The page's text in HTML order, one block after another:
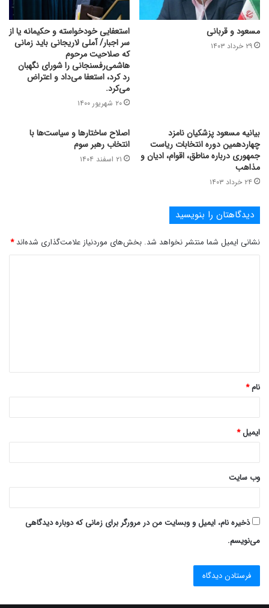
مسعود و قربانی
۲۹ خرداد ۱۴۰۳
استعفایی خودخواسته و حکیمانه یا از
سر اجبار/ آملی لاریجانی باید زمانی
که صلاحیت مرحوم
هاشمی‌رفسنجانی را شورای نگهبان
رد کرد، استعفا می‌داد و اعتراض
می‌کرد.
۲۰ شهریور ۱۴۰۰
بیانیه مسعود پزشکیان نامزد
چهاردهمین دوره انتخابات ریاست
جمهوری درباره مناطق، اقوام، ادیان و
مذاهب
۲۴ خرداد ۱۴۰۳
اصلاح ساختارها و سیاست‌ها با
انتخاب رهبر سوم
۲۱ اسفند ۱۴۰۴
دیدگاهتان را بنویسید
نشانی ایمیل شما منتشر نخواهد شد. بخش‌های موردنیاز علامت‌گذاری شده‌اند*
*
نام*
ایمیل*
وب‌ سایت
ذخیره نام، ایمیل و وبسایت من در مرورگر برای زمانی که دوباره دیدگاهی
می‌نویسم.